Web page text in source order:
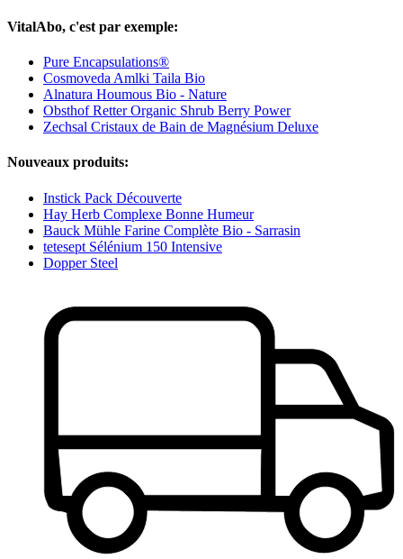
VitalAbo, c'est par exemple:
Pure Encapsulations®
Cosmoveda Amlki Taila Bio
Alnatura Houmous Bio - Nature
Obsthof Retter Organic Shrub Berry Power
Zechsal Cristaux de Bain de Magnésium Deluxe
Nouveaux produits:
Instick Pack Découverte
Hay Herb Complexe Bonne Humeur
Bauck Mühle Farine Complète Bio - Sarrasin
tetesept Sélénium 150 Intensive
Dopper Steel